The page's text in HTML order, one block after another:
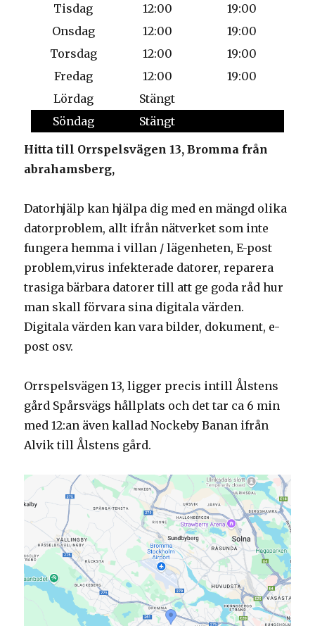
Tisdag
12:00
19:00
Onsdag
12:00
19:00
Torsdag
12:00
19:00
Fredag
12:00
19:00
Lördag
Stängt
Söndag
Stängt
Hitta till Orrspelsvägen 13, Bromma från
abrahamsberg,
Datorhjälp kan hjälpa dig med en mängd olika
datorproblem, allt ifrån nätverket som inte
fungera hemma i villan / lägenheten, E-post
problem,virus infekterade datorer, reparera
trasiga bärbara datorer till att ge goda råd hur
man skall förvara sina digitala värden.
Digitala värden kan vara bilder, dokument, e-
post osv.
Orrspelsvägen 13, ligger precis intill Ålstens
gård Spårsvägs hållplats och det tar ca 6 min
med 12:an även kallad Nockeby Banan ifrån
Alvik till Ålstens gård.